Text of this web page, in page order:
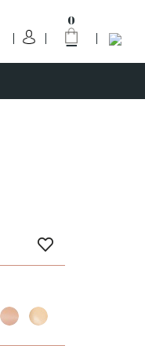
0